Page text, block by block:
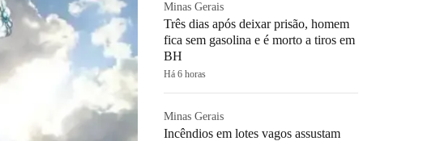
Minas Gerais
Três dias após deixar prisão, homem
fica sem gasolina e é morto a tiros em
BH
Há 6 horas
Minas Gerais
Incêndios em lotes vagos assustam